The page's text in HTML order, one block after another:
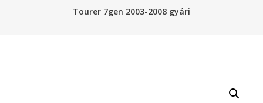
Tourer 7gen 2003-2008 gyári